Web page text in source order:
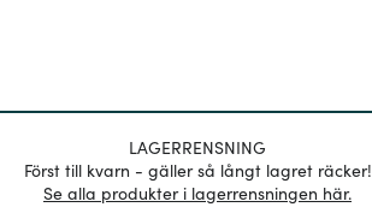
LAGERRENSNING
Först till kvarn - gäller så långt lagret räcker!
Se alla produkter i lagerrensningen här.